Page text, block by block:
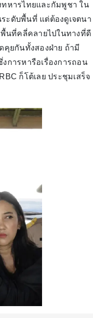
ทหารไทยและกัมพูชา ใน
ะดับพื้นที่ แต่ต้องดูเจตนา
นที่คลี่คลายไปในทางที่ดี
คุยกันทั้งสองฝ่าย ถ้ามี
การหารือเรื่องการถอน
ก็โต้เลย ประชุมเสร็จ